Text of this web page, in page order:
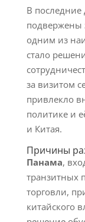
В
подвержены
одним из
стало
за визитом
привлекло
политике и
и Китая.
Причины
Панама,
транзитных
торговли,
китайского